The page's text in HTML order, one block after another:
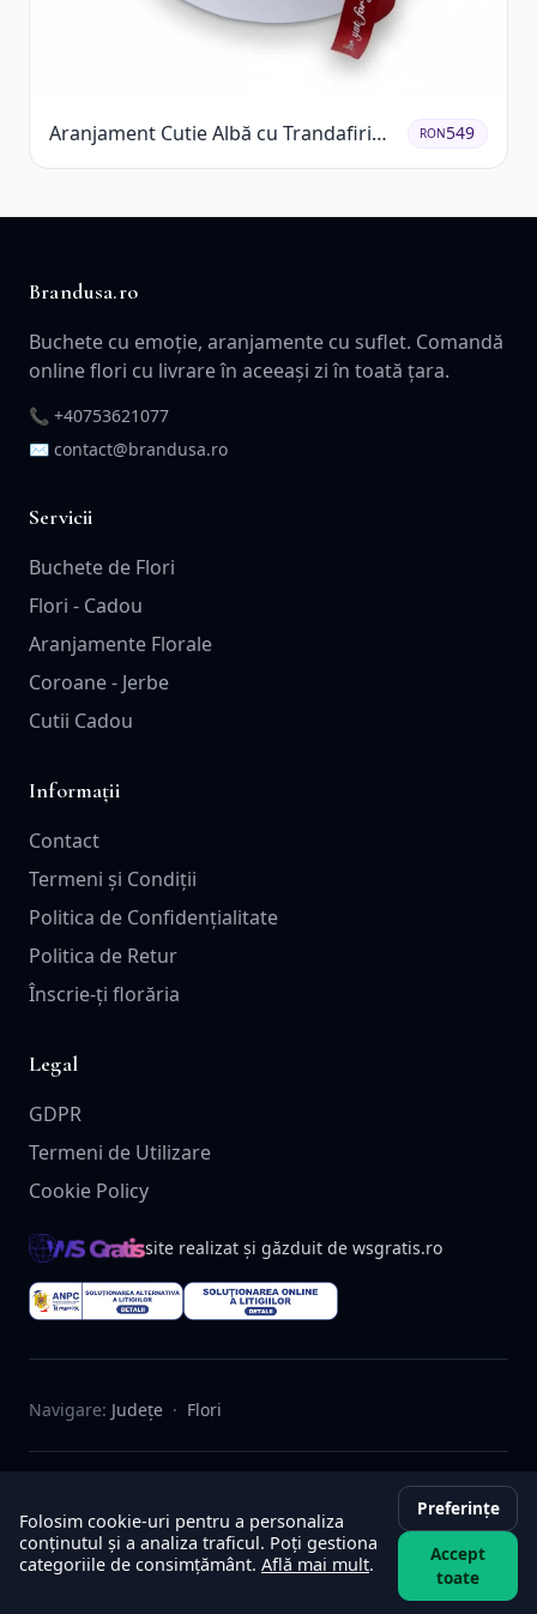
Aranjament Cutie Albă cu Trandafiri
Roșii și Raffaello
RON549
Brandusa.ro
Buchete cu emoție, aranjamente cu suflet. Comandă
online flori cu livrare în aceeași zi în toată țara.
📞 +40753621077
✉️ contact@brandusa.ro
Servicii
Buchete de Flori
Flori - Cadou
Aranjamente Florale
Coroane - Jerbe
Cutii Cadou
Informații
Contact
Termeni și Condiții
Politica de Confidențialitate
Politica de Retur
Înscrie-ți florăria
Legal
GDPR
Termeni de Utilizare
Cookie Policy
site realizat și găzduit de wsgratis.ro
Navigare: Județe · Flori
© 2025 Brandusa.ro. Toate drepturile rezervate.
Termeni
Confidențialitate Retur GDPR
Folosim cookie-uri pentru a personaliza
conținutul și a analiza traficul. Poți gestiona
categoriile de consimțământ. Află mai mult.
Preferințe
Accept
toate